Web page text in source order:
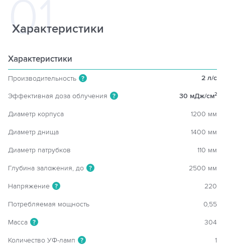
Характеристики
Характеристики
Производительность ? 2 л/c
Эффективная доза облучения ? 30 мДж/см2
Диаметр корпуса 1200 мм
Диаметр днища 1400 мм
Диаметр патрубков 110 мм
Глубина заложения, до ? 2500 мм
Напряжение ? 220
Потребляемая мощность 0,55
Масса ? 304
Количество УФ-ламп ? 1